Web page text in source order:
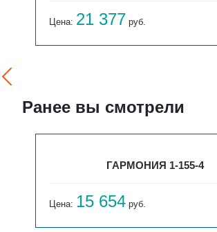
Цена: 21 377 руб.
Ранее вы смотрели
ГАРМОНИЯ 1-155-4
Цена: 15 654 руб.